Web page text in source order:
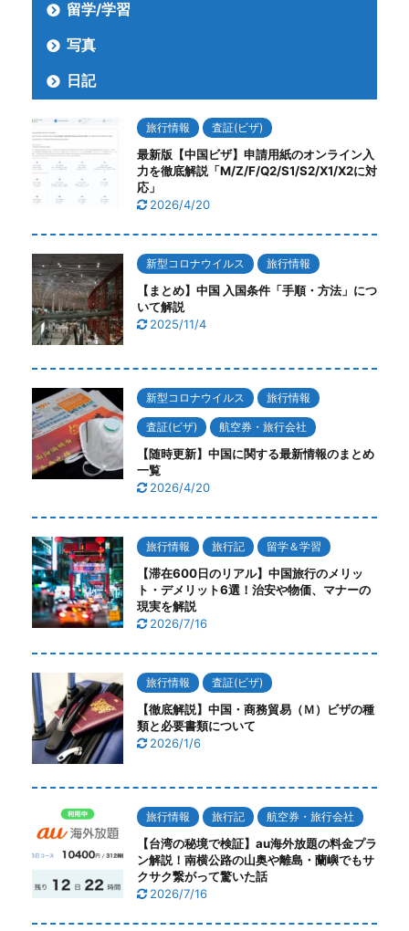
留学/学習
写真
日記
旅行情報 査証(ビザ)
最新版【中国ビザ】申請用紙のオンライン入
力を徹底解説「M/Z/F/Q2/S1/S2/X1/X2に対
応」
2026/4/20
新型コロナウイルス 旅行情報
【まとめ】中国 入国条件「手順・方法」につ
いて解説
2025/11/4
新型コロナウイルス 旅行情報
査証(ビザ) 航空券・旅行会社
【随時更新】中国に関する最新情報のまとめ
一覧
2026/4/20
旅行情報 旅行記 留学＆学習
【滞在600日のリアル】中国旅行のメリッ
ト・デメリット6選！治安や物価、マナーの
現実を解説
2026/7/16
旅行情報 査証(ビザ)
【徹底解説】中国・商務貿易（Ｍ）ビザの種
類と必要書類について
2026/1/6
旅行情報 旅行記 航空券・旅行会社
【台湾の秘境で検証】au海外放題の料金プラ
ン解説！南横公路の山奥や離島・蘭嶼でもサ
クサク繋がって驚いた話
2026/7/16